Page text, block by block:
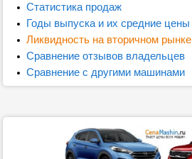
Статистика продаж
Годы выпуска и их средние цены
Ликвидность на вторичном рынке
Сравнение отзывов владельцев
Сравнение с другими машинами